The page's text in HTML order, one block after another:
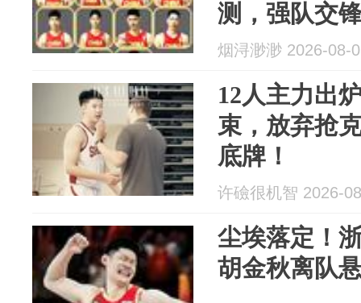
测，强队交
烟浔渺渺 2026-08-
12人主力出
束，放弃抢
底牌！
许礆很机智 2026-
尘埃落定！
胡金秋离队